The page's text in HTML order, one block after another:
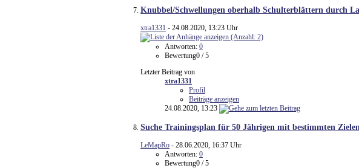
Knubbel/Schwellungen oberhalb Schulterblättern durch
xtra1331 - 24.08.2020, 13:23 Uhr
Antworten: 0
Bewertung0 / 5
Letzter Beitrag von
xtra1331
Profil
Beiträge anzeigen
24.08.2020, 13:23
Suche Trainingsplan für 50 Jährigen mit bestimmten Zielen
LeMapRo - 28.06.2020, 16:37 Uhr
Antworten: 0
Bewertung0 / 5